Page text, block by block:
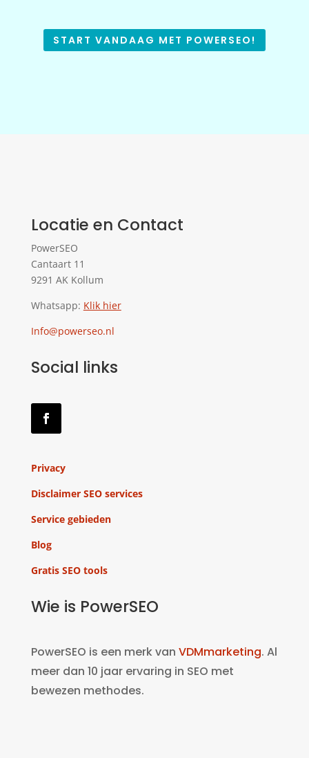
START VANDAAG MET POWERSEO!
Locatie en Contact
PowerSEO
Cantaart 11
9291 AK Kollum
Whatsapp: Klik hier
Info@powerseo.nl
Social links
Privacy
Disclaimer SEO services
Service gebieden
Blog
Gratis SEO tools
Wie is PowerSEO
PowerSEO is een merk van VDMmarketing. Al
meer dan 10 jaar ervaring in SEO met
bewezen methodes.